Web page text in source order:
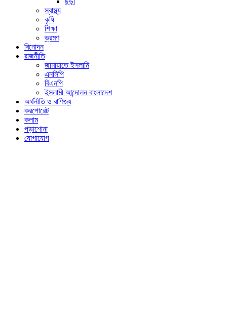
স্বাস্থ্য
কৃষি
শিক্ষা
ভ্রমণ
বিনোদন
রাজনীতি
জামায়াতে ইসলামি
এনসিপি
বিএনপি
ইসলামী আন্দোলন বাংলাদেশ
অর্থনীতি ও বাণিজ্য
করপোরেট
কলাম
পড়াশোনা
যোগাযোগ